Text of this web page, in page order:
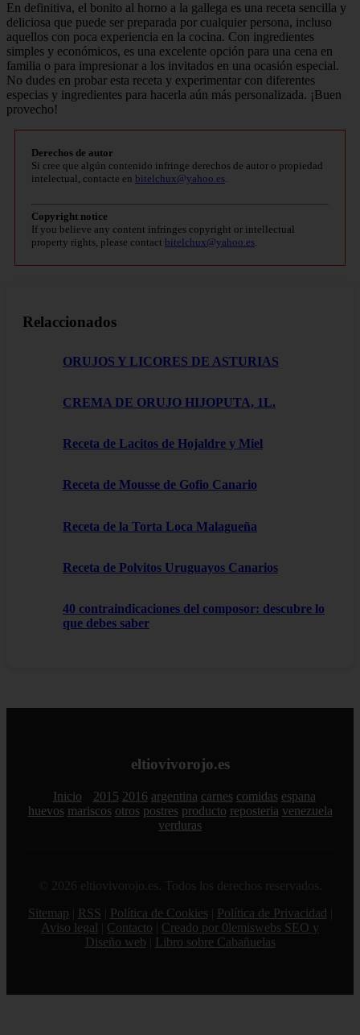
En definitiva, el bonito al horno a la gallega es una receta sencilla y
deliciosa que puede ser preparada por cualquier persona, incluso
aquellos con poca experiencia en la cocina. Con ingredientes
simples y económicos, es una excelente opción para una cena en
familia o para impresionar a los invitados en una ocasión especial.
No dudes en probar esta receta y experimentar con diferentes
especias y ingredientes para hacerla aún más personalizada. ¡Buen
provecho!
Derechos de autor
Si cree que algún contenido infringe derechos de autor o propiedad
intelectual, contacte en bitelchux@yahoo.es.
Copyright notice
If you believe any content infringes copyright or intellectual
property rights, please contact bitelchux@yahoo.es.
Relaccionados
ORUJOS Y LICORES DE ASTURIAS
CREMA DE ORUJO HIJOPUTA, 1L.
Receta de Lacitos de Hojaldre y Miel
Receta de Mousse de Gofio Canario
Receta de la Torta Loca Malagueña
Receta de Polvitos Uruguayos Canarios
40 contraindicaciones del composor: descubre lo
que debes saber
eltiovivorojo.es
Inicio 2015 2016 argentina carnes comidas espana
huevos mariscos otros postres producto reposteria venezuela
verduras
© 2026 eltiovivorojo.es. Todos los derechos reservados.
Sitemap
RSS Política de Cookies Política de Privacidad
Aviso legal
Contacto
Creado por 0lemiswebs SEO y
Diseño web
Libro sobre Cabañuelas